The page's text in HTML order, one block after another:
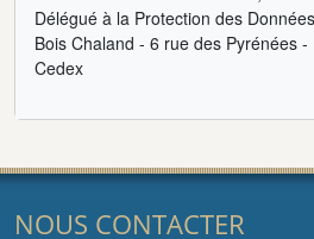
Délégué à la Protection des
Bois Chaland - 6 rue des Pyrénées -
Cedex
NOUS CONTACTER